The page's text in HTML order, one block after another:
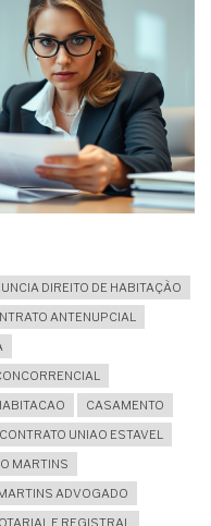
DIREITO DE HABITAÇÃO
ANTENUPCIAL
CASAMENTO
CONTRATO UNIAO ESTAVEL
MARTINS
ADVOGADO